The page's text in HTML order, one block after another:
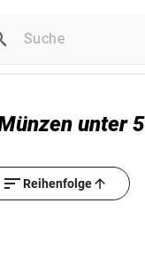
unter
Reihenfolge